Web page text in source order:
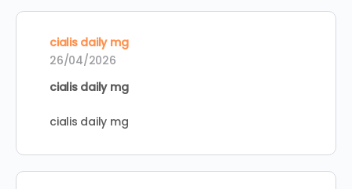
cialis daily mg
26/04/2026
cialis daily mg
cialis daily mg